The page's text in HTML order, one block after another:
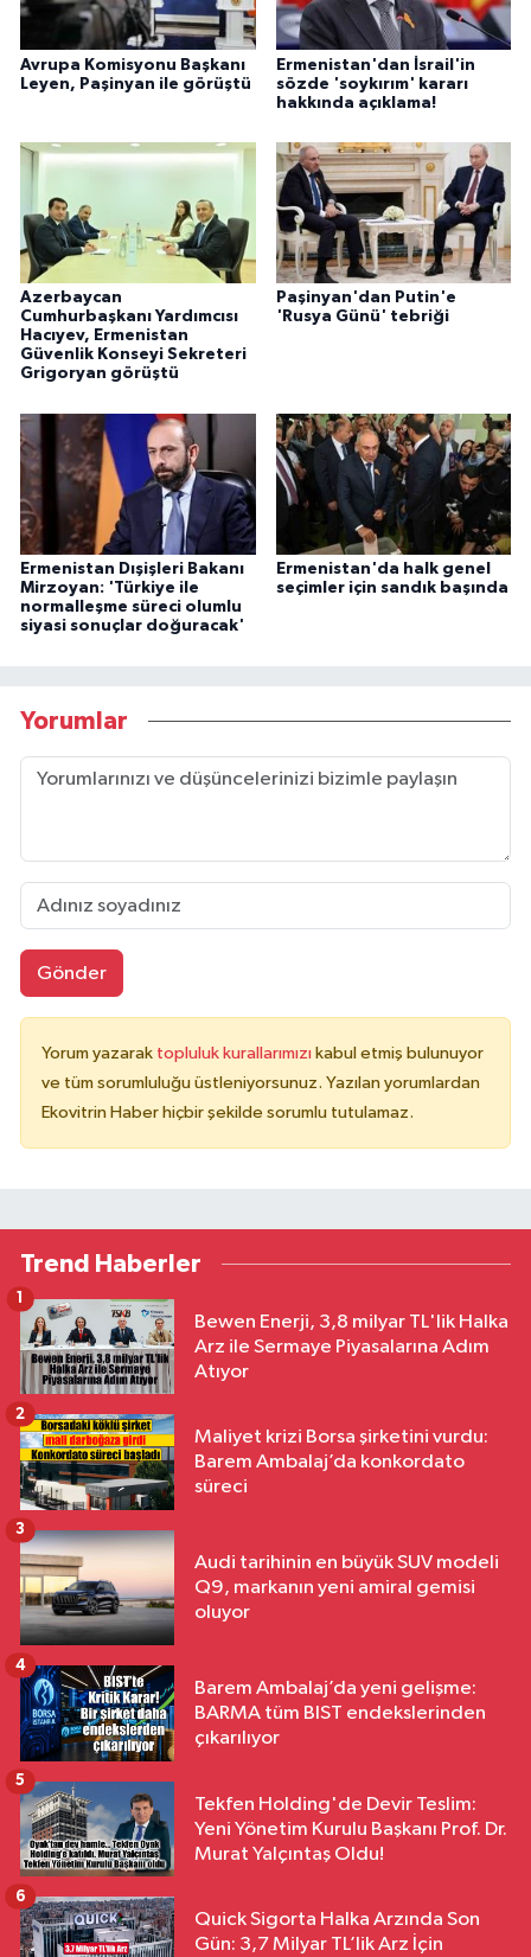
Avrupa Komisyonu Başkanı
Leyen, Paşinyan ile görüştü
Ermenistan'dan İsrail'in
sözde 'soykırım' kararı
hakkında açıklama!
Azerbaycan
Cumhurbaşkanı Yardımcısı
Hacıyev, Ermenistan
Güvenlik Konseyi Sekreteri
Grigoryan görüştü
Paşinyan'dan Putin'e
'Rusya Günü' tebriği
Ermenistan Dışişleri Bakanı
Mirzoyan: 'Türkiye ile
normalleşme süreci olumlu
siyasi sonuçlar doğuracak'
Ermenistan'da halk genel
seçimler için sandık başında
Yorumlar
Gönder
Yorum yazarak topluluk kurallarımızı kabul etmiş bulunuyor
ve tüm sorumluluğu üstleniyorsunuz. Yazılan yorumlardan
Ekovitrin Haber hiçbir şekilde sorumlu tutulamaz.
Trend Haberler
Bewen Enerji, 3,8 milyar TL'lik Halka
Arz ile Sermaye Piyasalarına Adım
Atıyor
1
Maliyet krizi Borsa şirketini vurdu:
Barem Ambalaj’da konkordato
süreci
2
Audi tarihinin en büyük SUV modeli
Q9, markanın yeni amiral gemisi
oluyor
3
Barem Ambalaj’da yeni gelişme:
BARMA tüm BIST endekslerinden
çıkarılıyor
4
Tekfen Holding'de Devir Teslim:
Yeni Yönetim Kurulu Başkanı Prof. Dr.
Murat Yalçıntaş Oldu!
5
Quick Sigorta Halka Arzında Son
Gün: 3,7 Milyar TL’lik Arz İçin
6